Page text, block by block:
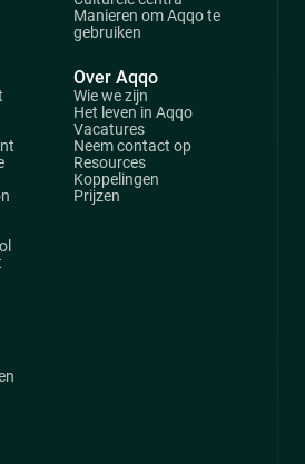
Manieren om Aqqo te
gebruiken
Over Aqqo
Wie we zijn
Het leven in Aqqo
Vacatures
Neem contact op
Resources
Koppelingen
Prijzen